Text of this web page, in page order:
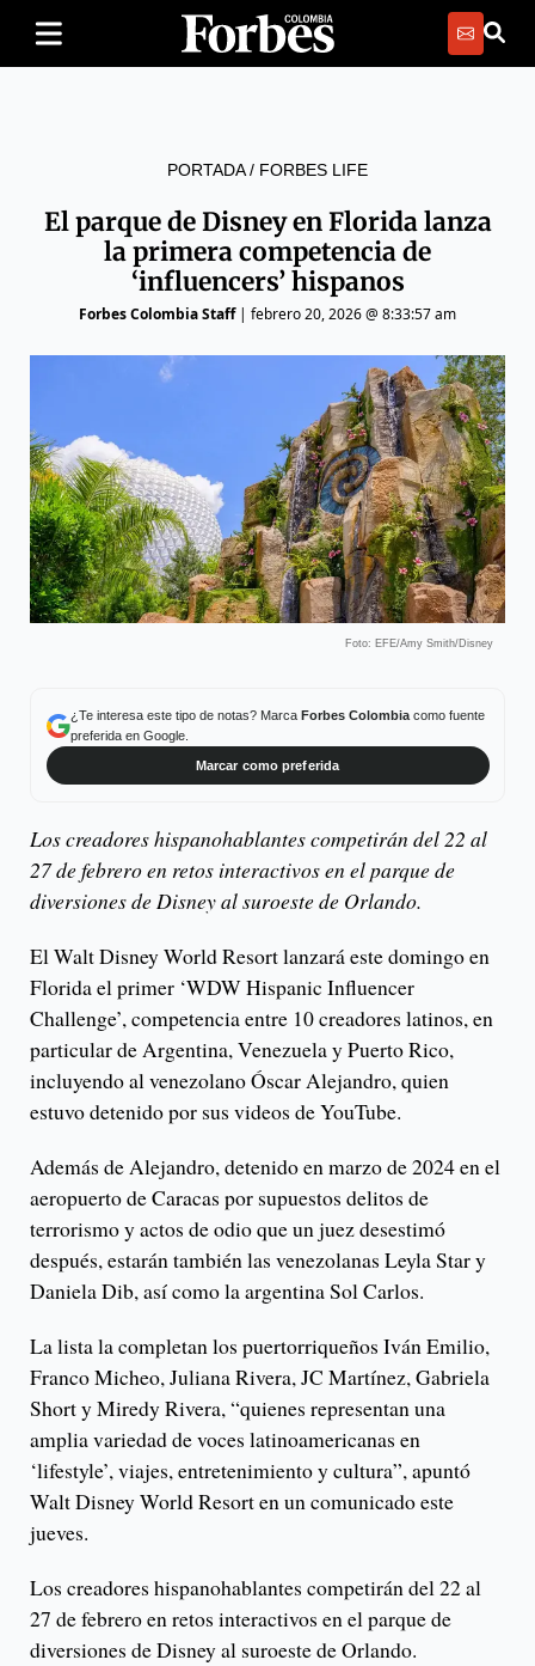
PORTADA/ FORBES LIFE
El parque de Disney en Florida lanza
la primera competencia de
‘influencers’ hispanos
Forbes Colombia Staff| febrero 20, 2026 @ 8:33:57 am
Foto: EFE/Amy Smith/Disney
¿Te interesa este tipo de notas? Marca Forbes Colombiacomo fuente
preferida en Google.
Marcar como preferida
Los creadores hispanohablantes competirán del 22 al
27 de febrero en retos interactivos en el parque de
diversiones de Disney al suroeste de Orlando.
El Walt Disney World Resort lanzará este domingo en
Florida el primer ‘WDW Hispanic Influencer
Challenge’, competencia entre 10 creadores latinos, en
particular de Argentina, Venezuela y Puerto Rico,
incluyendo al venezolano Óscar Alejandro, quien
estuvo detenido por sus videos de YouTube.
Además de Alejandro, detenido en marzo de 2024 en el
aeropuerto de Caracas por supuestos delitos de
terrorismo y actos de odio que un juez desestimó
después, estarán también las venezolanas Leyla Star y
Daniela Dib, así como la argentina Sol Carlos.
La lista la completan los puertorriqueños Iván Emilio,
Franco Micheo, Juliana Rivera, JC Martínez, Gabriela
Short y Miredy Rivera, “quienes representan una
amplia variedad de voces latinoamericanas en
‘lifestyle’, viajes, entretenimiento y cultura”, apuntó
Walt Disney World Resort en un comunicado este
jueves.
Los creadores hispanohablantes competirán del 22 al
27 de febrero en retos interactivos en el parque de
diversiones de Disney al suroeste de Orlando.